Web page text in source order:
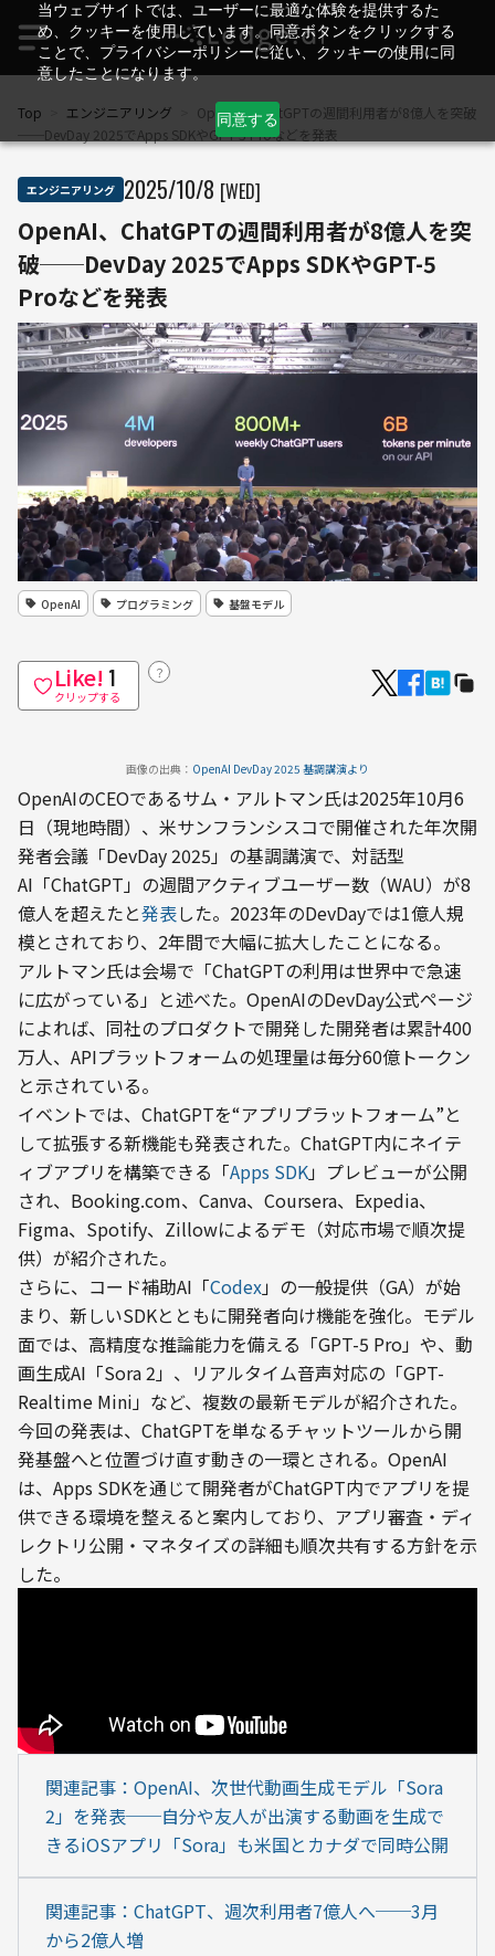
当ウェブサイトでは、ユーザーに最適な体験を提供するた
め、クッキーを使用しています。同意ボタンをクリックする
ことで、プライバシーポリシーに従い、クッキーの使用に同
意したことになります。
同意する
Top エンジニアリング
OpenAI、ChatGPTの週間利用者が8億人を突破
──DevDay 2025でApps SDKやGPT-5 Proなどを発表
エンジニアリング 2025/10/8 [WED]
OpenAI、ChatGPTの週間利用者が8億人を突
破──DevDay 2025でApps SDKやGPT-5
Proなどを発表
OpenAI プログラミング 基盤モデル
Like! 1
クリップする
？
画像の出典： OpenAI DevDay 2025 基調講演より
OpenAIのCEOであるサム・アルトマン氏は2025年10月6
日（現地時間）、米サンフランシスコで開催された年次開
発者会議「DevDay 2025」の基調講演で、対話型
AI「ChatGPT」の週間アクティブユーザー数（WAU）が8
億人を超えたと発表した。2023年のDevDayでは1億人規
模とされており、2年間で大幅に拡大したことになる。
アルトマン氏は会場で「ChatGPTの利用は世界中で急速
に広がっている」と述べた。OpenAIのDevDay公式ページ
によれば、同社のプロダクトで開発した開発者は累計400
万人、APIプラットフォームの処理量は毎分60億トークン
と示されている。
イベントでは、ChatGPTを“アプリプラットフォーム”と
して拡張する新機能も発表された。ChatGPT内にネイテ
ィブアプリを構築できる「Apps SDK」プレビューが公開
され、Booking.com、Canva、Coursera、Expedia、
Figma、Spotify、Zillowによるデモ（対応市場で順次提
供）が紹介された。
さらに、コード補助AI「Codex」の一般提供（GA）が始
まり、新しいSDKとともに開発者向け機能を強化。モデル
面では、高精度な推論能力を備える「GPT-5 Pro」や、動
画生成AI「Sora 2」、リアルタイム音声対応の「GPT-
Realtime Mini」など、複数の最新モデルが紹介された。
今回の発表は、ChatGPTを単なるチャットツールから開
発基盤へと位置づけ直す動きの一環とされる。OpenAI
は、Apps SDKを通じて開発者がChatGPT内でアプリを提
供できる環境を整えると案内しており、アプリ審査・ディ
レクトリ公開・マネタイズの詳細も順次共有する方針を示
した。
関連記事：OpenAI、次世代動画生成モデル「Sora
2」を発表──自分や友人が出演する動画を生成で
きるiOSアプリ「Sora」も米国とカナダで同時公開
関連記事：ChatGPT、週次利用者7億人へ──3月
から2億人増